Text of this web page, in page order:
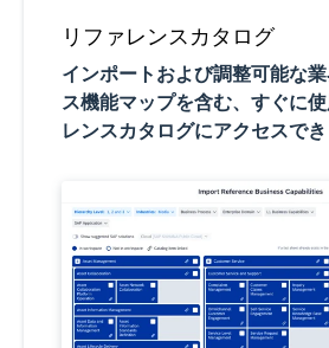
リファレンスカタログ
インポートおよび調整可能な
ス機能マップを含む、すぐに
レンスカタログにアクセスで